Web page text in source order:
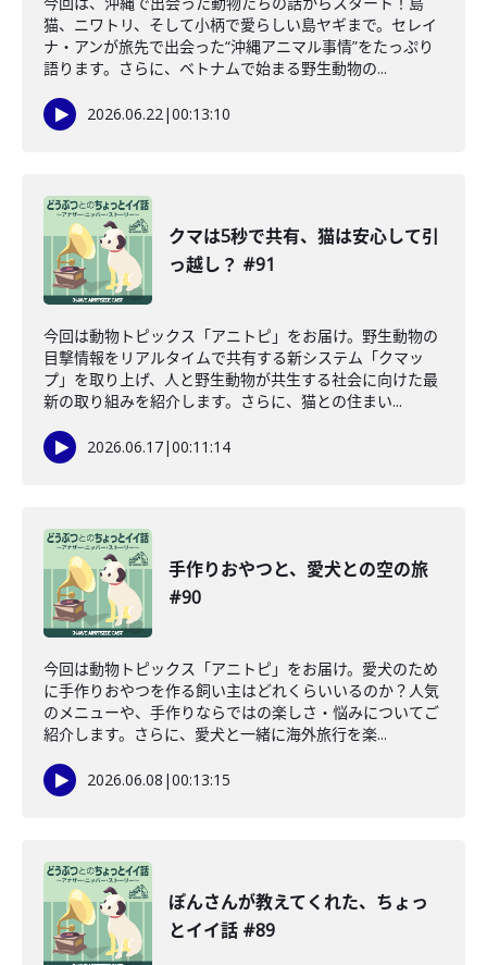
猫、ニワトリ、そして小柄で愛らしい島ヤギまで。セレイ
ナ・アンが旅先で出会った“沖縄アニマル事情”をたっぷり
語ります。さらに、ベトナムで始まる野生動物の...
2026.06.22|00:13:10
クマは5秒で共有、猫は安心して引
っ越し？ #91
今回は動物トピックス「アニトピ」をお届け。野生動物の
目撃情報をリアルタイムで共有する新システム「クマッ
プ」を取り上げ、人と野生動物が共生する社会に向けた最
新の取り組みを紹介します。さらに、猫との住まい...
2026.06.17|00:11:14
手作りおやつと、愛犬との空の旅
#90
今回は動物トピックス「アニトピ」をお届け。愛犬のため
に手作りおやつを作る飼い主はどれくらいいるのか？人気
のメニューや、手作りならではの楽しさ・悩みについてご
紹介します。さらに、愛犬と一緒に海外旅行を楽...
2026.06.08 |00:13:15
ぽんさんが教えてくれた、ちょっ
とイイ話 #89